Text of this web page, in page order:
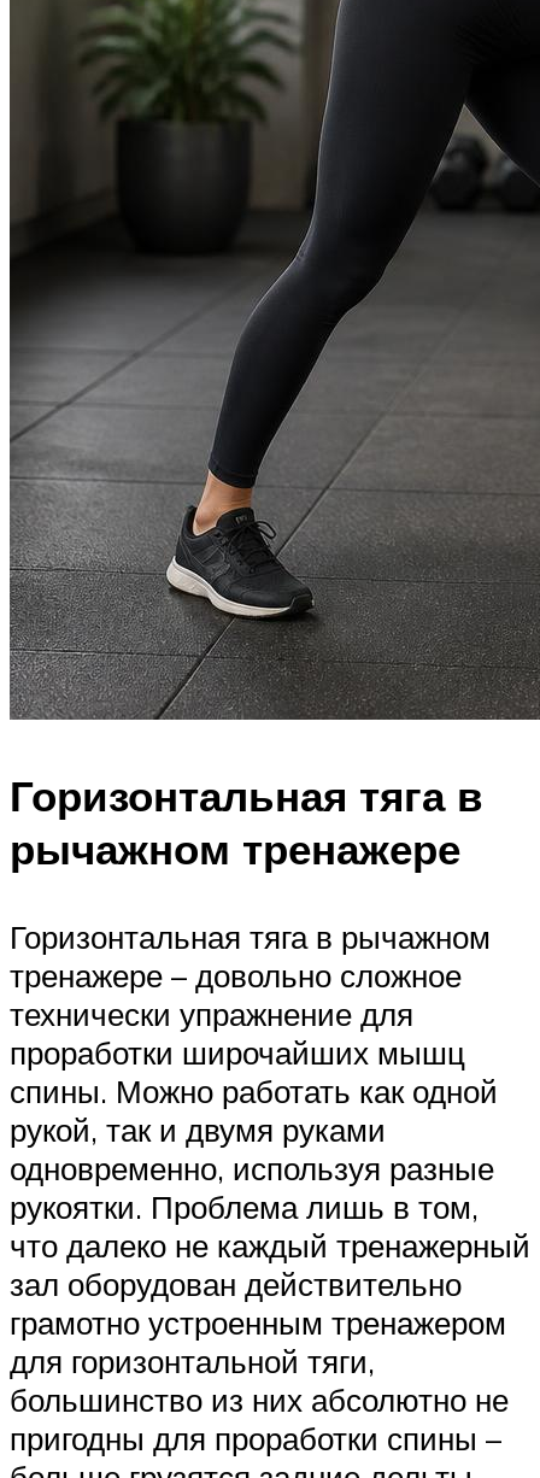
Горизонтальная тяга в
рычажном тренажере
Горизонтальная тяга в рычажном
тренажере – довольно сложное
технически упражнение для
проработки широчайших мышц
спины. Можно работать как одной
рукой, так и двумя руками
одновременно, используя разные
рукоятки. Проблема лишь в том,
что далеко не каждый тренажерный
зал оборудован действительно
грамотно устроенным тренажером
для горизонтальной тяги,
большинство из них абсолютно не
пригодны для проработки спины –